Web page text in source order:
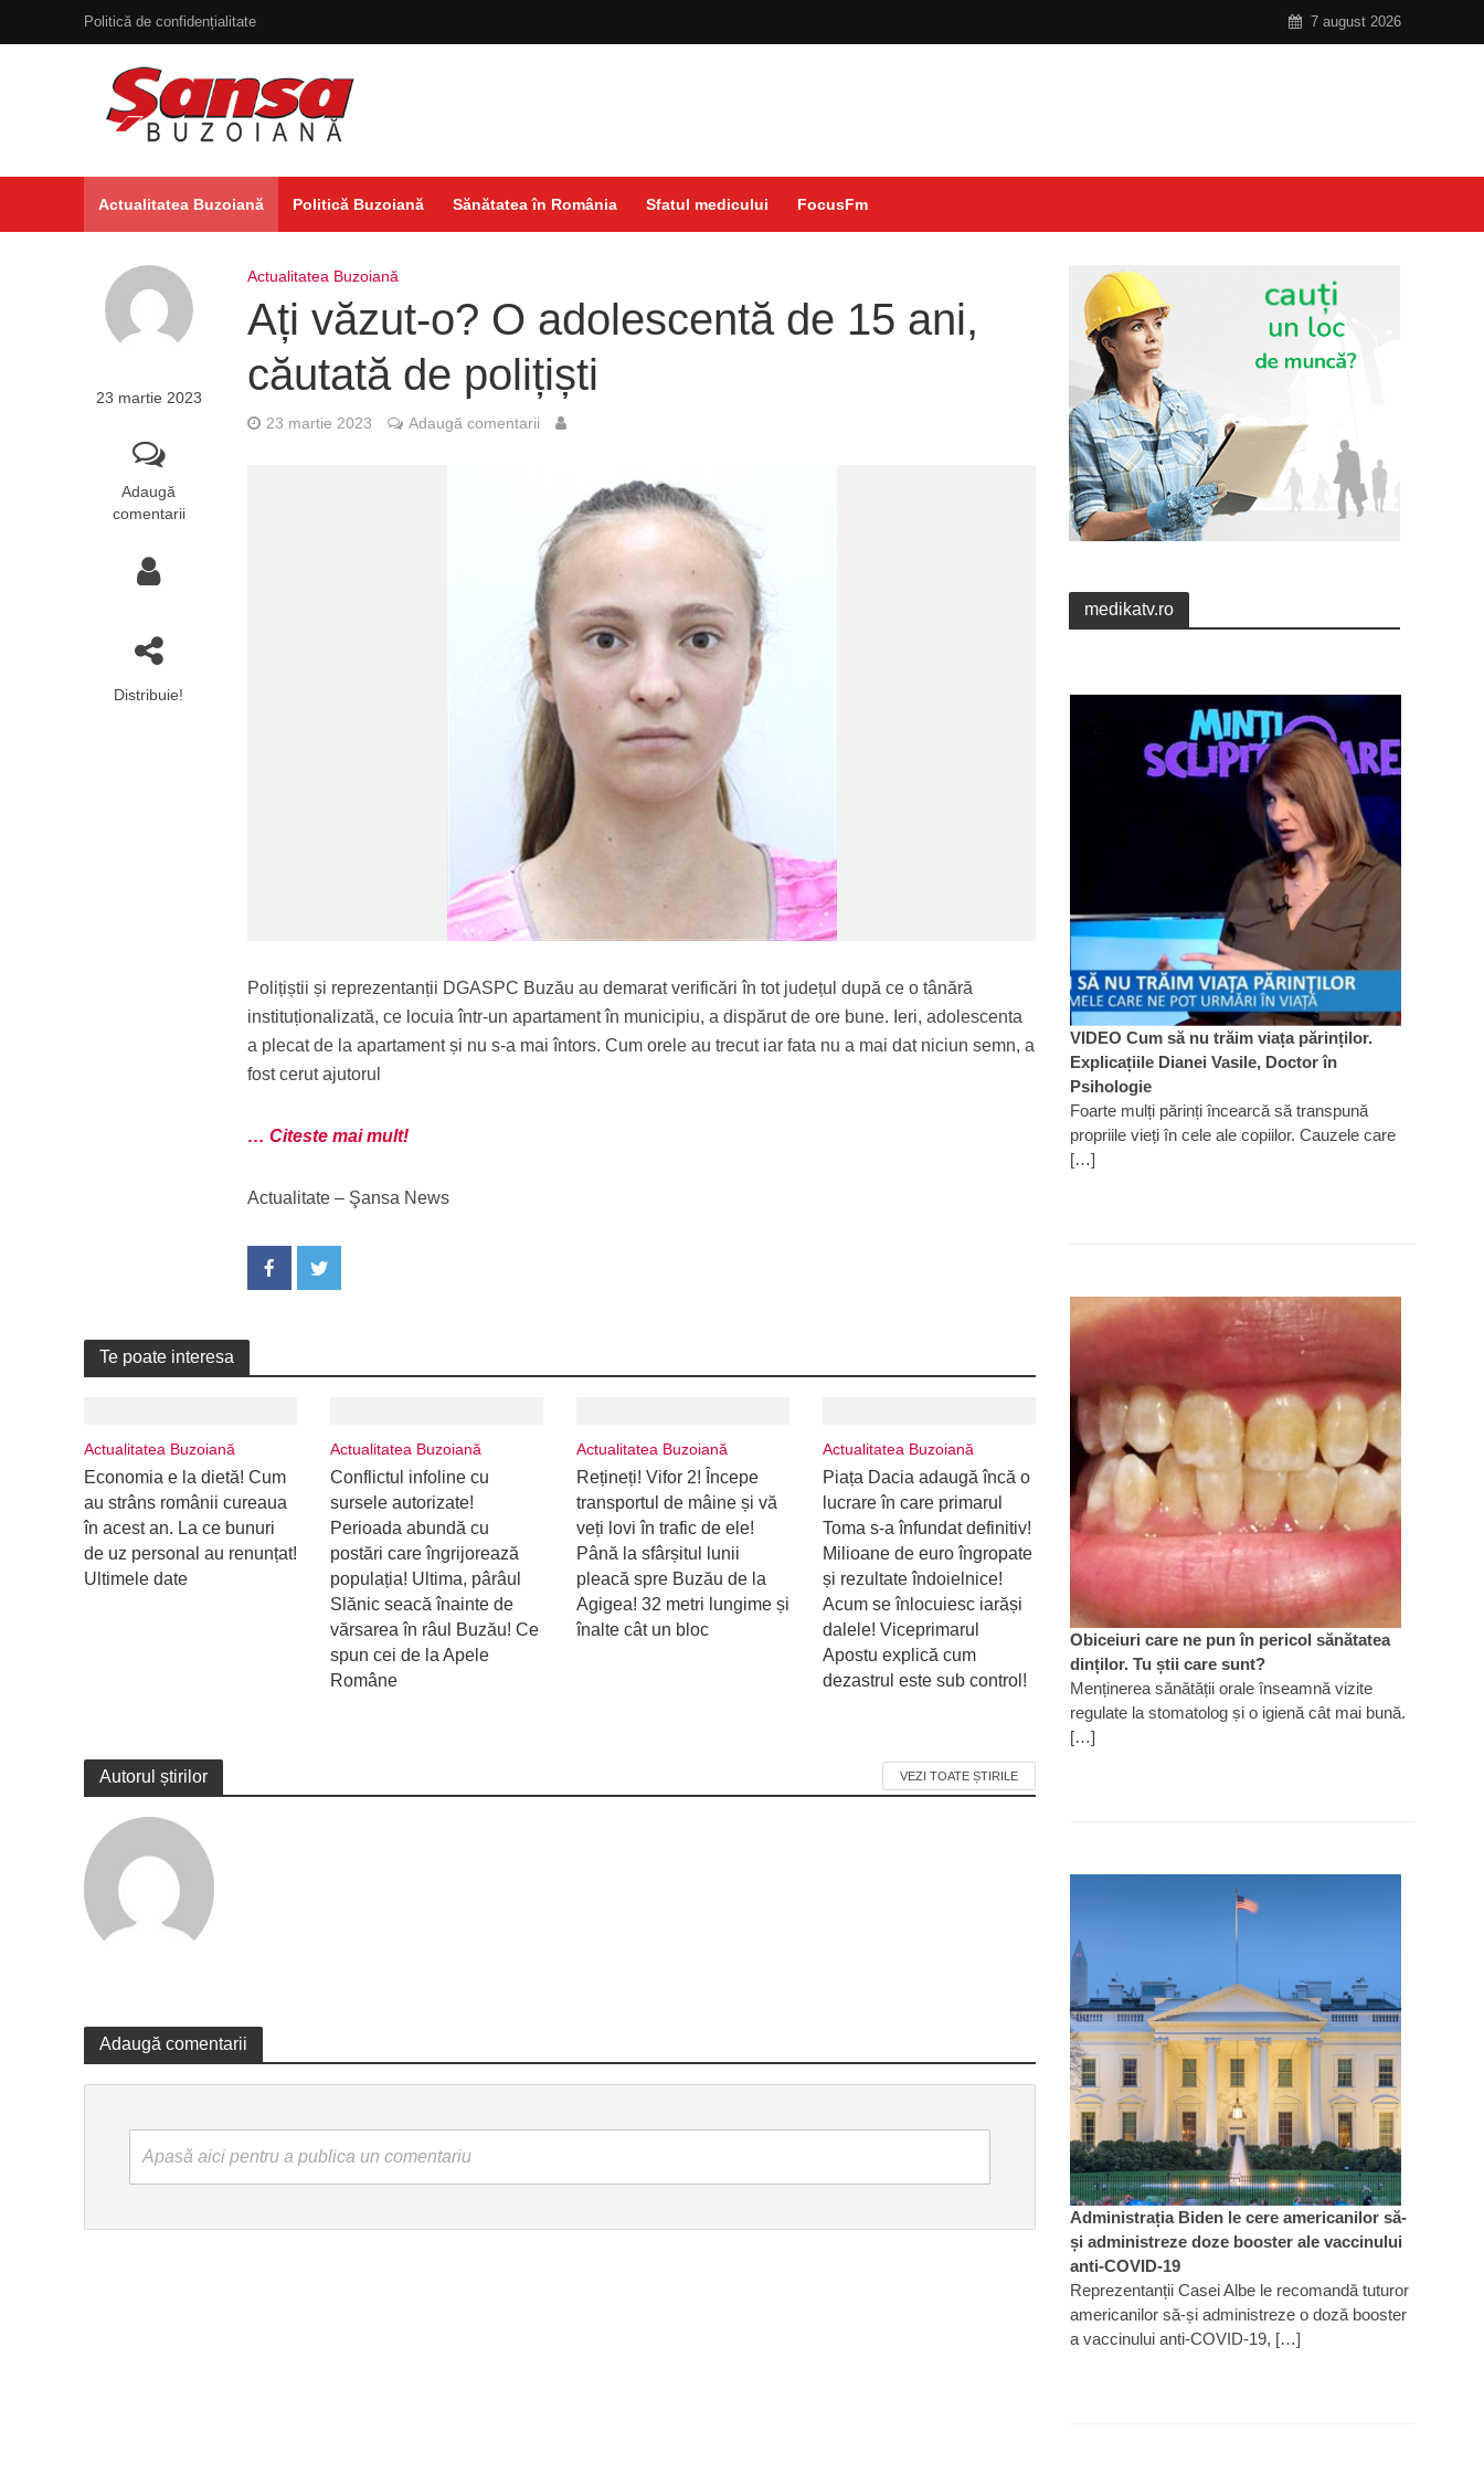
Politică de confidențialitate 7 august 2026
Actualitatea Buzoiană Politică Buzoiană Sănătatea în România Sfatul medicului FocusFm
23 martie 2023
Adaugă
comentarii
Distribuie!
Actualitatea Buzoiană
Ați văzut-o? O adolescentă de 15 ani,
căutată de polițiști
23 martie 2023 Adaugă comentarii
Polițiștii și reprezentanții DGASPC Buzău au demarat verificări în tot județul după ce o tânără
instituționalizată, ce locuia într-un apartament în municipiu, a dispărut de ore bune. Ieri, adolescenta
a plecat de la apartament și nu s-a mai întors. Cum orele au trecut iar fata nu a mai dat niciun semn, a
fost cerut ajutorul
… Citeste mai mult!
Actualitate – Şansa News
Te poate interesa
Actualitatea Buzoiană
Economia e la dietă! Cum
au strâns românii cureaua
în acest an. La ce bunuri
de uz personal au renunțat!
Ultimele date
Actualitatea Buzoiană
Conflictul infoline cu
sursele autorizate!
Perioada abundă cu
postări care îngrijorează
populația! Ultima, pârâul
Slănic seacă înainte de
vărsarea în râul Buzău! Ce
spun cei de la Apele
Române
Actualitatea Buzoiană
Rețineți! Vifor 2! Începe
transportul de mâine și vă
veți lovi în trafic de ele!
Până la sfârșitul lunii
pleacă spre Buzău de la
Agigea! 32 metri lungime și
înalte cât un bloc
Actualitatea Buzoiană
Piața Dacia adaugă încă o
lucrare în care primarul
Toma s-a înfundat definitiv!
Milioane de euro îngropate
și rezultate îndoielnice!
Acum se înlocuiesc iarăși
dalele! Viceprimarul
Apostu explică cum
dezastrul este sub control!
Autorul știrilor VEZI TOATE ȘTIRILE
Adaugă comentarii
Apasă aici pentru a publica un comentariu
medikatv.ro
VIDEO Cum să nu trăim viața părinților.
Explicațiile Dianei Vasile, Doctor în
Psihologie
Foarte mulți părinți încearcă să transpună
propriile vieți în cele ale copiilor. Cauzele care
[…]
Obiceiuri care ne pun în pericol sănătatea
dinților. Tu știi care sunt?
Menținerea sănătății orale înseamnă vizite
regulate la stomatolog și o igienă cât mai bună.
[…]
Administrația Biden le cere americanilor să-
și administreze doze booster ale vaccinului
anti-COVID-19
Reprezentanții Casei Albe le recomandă tuturor
americanilor să-și administreze o doză booster
a vaccinului anti-COVID-19, […]